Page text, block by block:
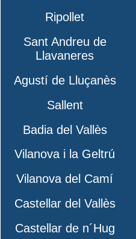
Ripollet
Sant Andreu de
Llavaneres
Agustí de Lluçanès
Sallent
Badia del Vallès
Vilanova i la Geltrú
Vilanova del Camí
Castellar del Vallès
Castellar de n´Hug